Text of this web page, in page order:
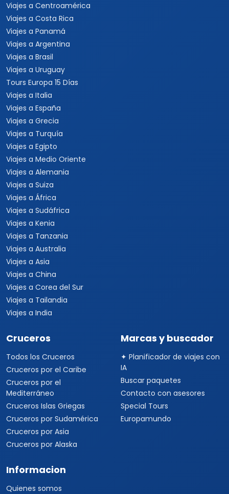
Viajes a Centroamérica
Viajes a Costa Rica
Viajes a Panamá
Viajes a Argentina
Viajes a Brasil
Viajes a Uruguay
Tours Europa 15 Días
Viajes a Italia
Viajes a España
Viajes a Grecia
Viajes a Turquía
Viajes a Egipto
Viajes a Medio Oriente
Viajes a Alemania
Viajes a Suiza
Viajes a África
Viajes a Sudáfrica
Viajes a Kenia
Viajes a Tanzania
Viajes a Australia
Viajes a Asia
Viajes a China
Viajes a Corea del Sur
Viajes a Tailandia
Viajes a India
Cruceros
Todos los Cruceros
Cruceros por el Caribe
Cruceros por el
Mediterráneo
Cruceros Islas Griegas
Cruceros por Sudamérica
Cruceros por Asia
Cruceros por Alaska
Marcas y buscador
✦ Planificador de viajes con
IA
Buscar paquetes
Contacto con asesores
Special Tours
Europamundo
Informacion
Quienes somos